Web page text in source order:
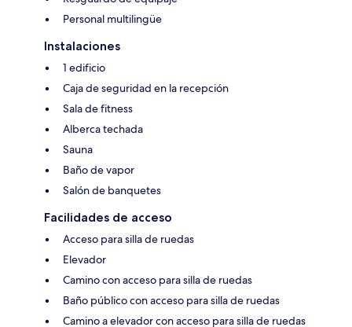
Personal multilingüe
Instalaciones
1 edificio
Caja de seguridad en la recepción
Sala de fitness
Alberca techada
Sauna
Baño de vapor
Salón de banquetes
Facilidades de acceso
Acceso para silla de ruedas
Elevador
Camino con acceso para silla de ruedas
Baño público con acceso para silla de ruedas
Camino a elevador con acceso para silla de ruedas